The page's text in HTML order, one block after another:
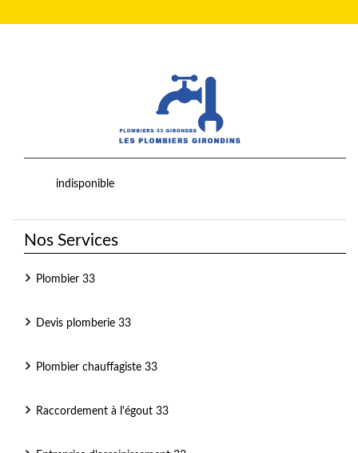
indisponible
Nos Services
Plombier 33
Devis plomberie 33
Plombier chauffagiste 33
Raccordement à l'égout 33